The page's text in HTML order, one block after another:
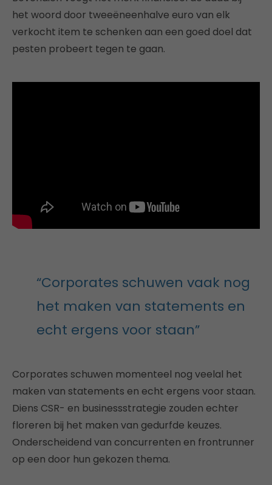
het woord door tweeëneenhalve euro van elk
verkocht item te schenken aan een goed doel dat
pesten probeert tegen te gaan.
“Corporates schuwen vaak nog
het maken van statements en
echt ergens voor staan”
Corporates schuwen momenteel nog veelal het
maken van statements en echt ergens voor staan.
Diens CSR- en businessstrategie zouden echter
floreren bij het maken van gedurfde keuzes.
Onderscheidend van concurrenten en frontrunner
op een door hun gekozen thema.